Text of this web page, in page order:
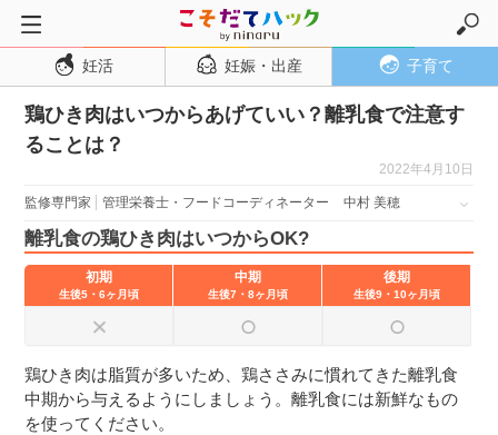
トップページ
妊活
妊娠・出産
妊娠初期
妊娠中期
妊娠後期
子育て・育児
０歳児
妊活 妊娠・出産 子育て
鶏ひき肉はいつからあげていい？離乳食で注意す
ることは？
2022年4月10日
監修専門家 管理栄養士・フードコーディネーター 中村 美穂
離乳食の鶏ひき肉はいつからOK?
初期
生後5・6ヶ月頃
中期
生後7・8ヶ月頃
後期
生後9・10ヶ月頃
鶏ひき肉は脂質が多いため、鶏ささみに慣れてきた離乳食
中期から与えるようにしましょう。離乳食には新鮮なもの
を使ってください。